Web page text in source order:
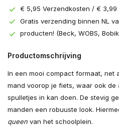
€ 5,95 Verzendkosten / € 3,99
Gratis verzending binnen NL
producten! (Beck, WOBS,
Productomschrijving
In een mooi compact formaat, net
mand voorop je fiets, waar ook
spulletjes in kan doen. De stevig
manden een robuuste look.
queen van het schoolplein.